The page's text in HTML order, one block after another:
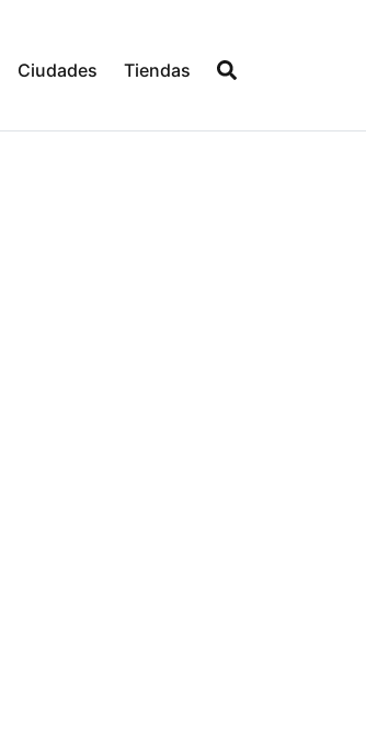
Ciudades Tiendas